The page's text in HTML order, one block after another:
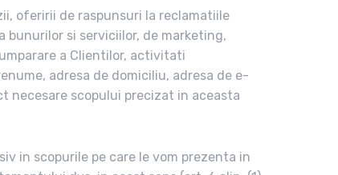
oferirii de raspunsuri la reclamatiile
si serviciilor, de marketing,
a Clientilor, activitati
adresa de domiciliu, adresa de e-
necesare scopului precizat in aceasta
in scopurile pe care le vom prezenta in